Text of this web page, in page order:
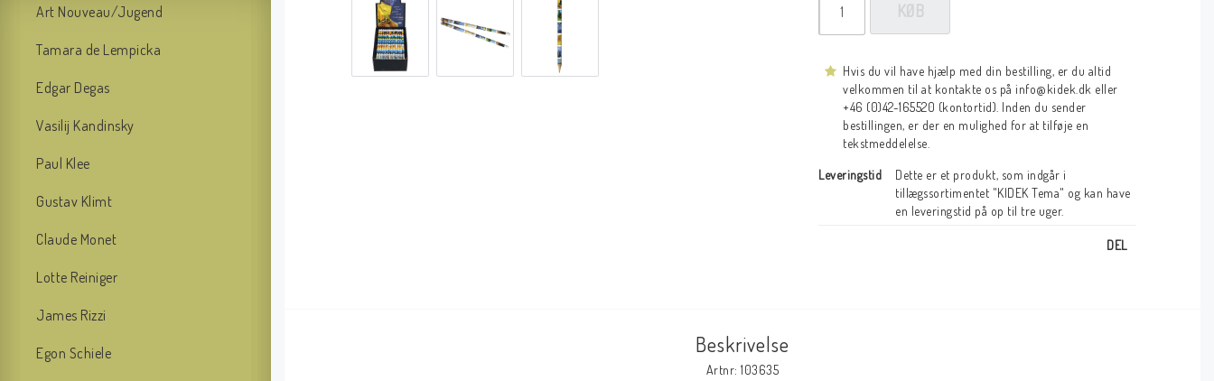
Art Nouveau/Jugend
Tamara de Lempicka
Edgar Degas
Vasilij Kandinsky
Paul Klee
Gustav Klimt
Claude Monet
Lotte Reiniger
James Rizzi
Egon Schiele
KØB
Hvis du vil have hjælp med din bestilling, er du altid
velkommen til at kontakte os på info@kidek.dk eller
+46 (0)42-165520 (kontortid). Inden du sender
bestillingen, er der en mulighed for at tilføje en
tekstmeddelelse.
Leveringstid
Dette er et produkt, som indgår i
tillægssortimentet "KIDEK Tema" og kan have
en leveringstid på op til tre uger.
DEL
Beskrivelse
Artnr: 103635